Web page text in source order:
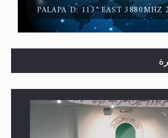
PALAPA D: 113° EAST 3880MHZ